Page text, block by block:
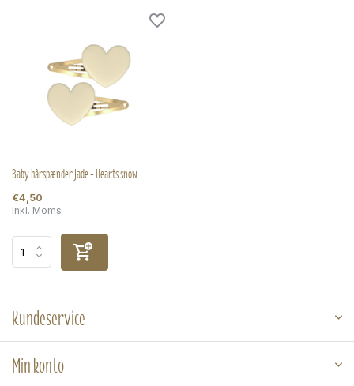
Baby hårspænder Jade - Hearts snow
€4,50
Inkl. Moms
Kundeservice
Min konto